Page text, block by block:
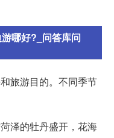
哪好?_问答库问
旅游目的。不同季节
泽的牡丹盛开，花海